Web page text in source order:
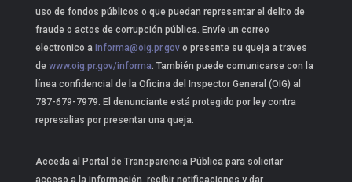
uso de fondos públicos o que puedan representar el delito de
fraude o actos de corrupción pública. Envíe un correo
electronico a informa@oig.pr.govo presente su queja a traves
dewww.oig.pr.gov/informa. También puede comunicarse con la
línea confidencial de la Oficina del Inspector General (OIG) al
787-679-7979. El denunciante está protegido por ley contra
represalias por presentar una queja.
Acceda al Portal de Transparencia Pública para solicitar
acceso a la información, recibir notificaciones y dar